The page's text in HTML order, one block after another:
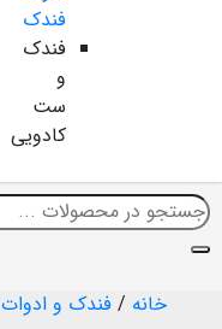
فندک
فندک
و
ست
کادویی
خانه / فندک و ادوات